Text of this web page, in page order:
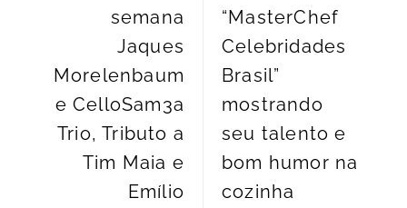
semana
Jaques
Morelenbaum
e CelloSam3a
Trio, Tributo a
Tim Maia e
Emílio
“MasterChef
Celebridades
Brasil”
mostrando
seu talento e
bom humor na
cozinha